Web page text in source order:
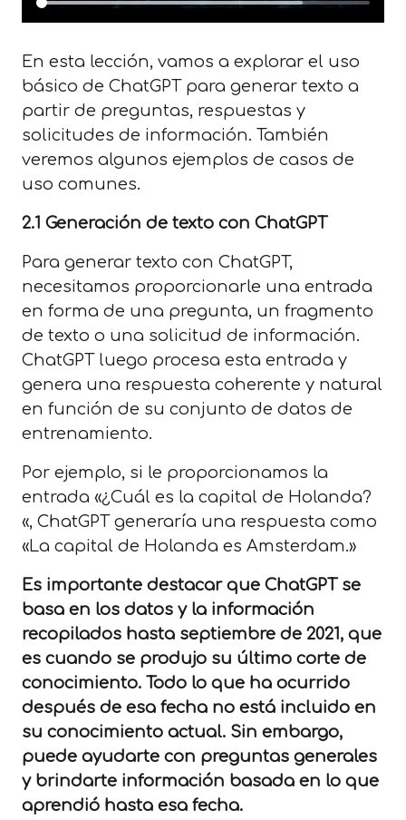
En esta lección, vamos a explorar el uso
básico de ChatGPT para generar texto a
partir de preguntas, respuestas y
solicitudes de información. También
veremos algunos ejemplos de casos de
uso comunes.
2.1 Generación de texto con ChatGPT
Para generar texto con ChatGPT,
necesitamos proporcionarle una entrada
en forma de una pregunta, un fragmento
de texto o una solicitud de información.
ChatGPT luego procesa esta entrada y
genera una respuesta coherente y natural
en función de su conjunto de datos de
entrenamiento.
Por ejemplo, si le proporcionamos la
entrada «¿Cuál es la capital de Holanda?
«, ChatGPT generaría una respuesta como
«La capital de Holanda es Amsterdam.»
Es importante destacar que ChatGPT se
basa en los datos y la información
recopilados hasta septiembre de 2021, que
es cuando se produjo su último corte de
conocimiento. Todo lo que ha ocurrido
después de esa fecha no está incluido en
su conocimiento actual. Sin embargo,
puede ayudarte con preguntas generales
y brindarte información basada en lo que
aprendió hasta esa fecha.